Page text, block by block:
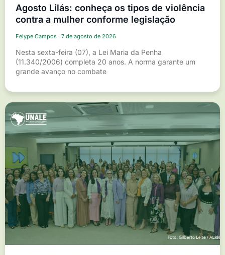
Agosto Lilás: conheça os tipos de violência
contra a mulher conforme legislação
Felype Campos 7 de agosto de 2026
Nesta sexta-feira (07), a Lei Maria da Penha
(11.340/2006) completa 20 anos. A norma garante um
grande avanço no combate